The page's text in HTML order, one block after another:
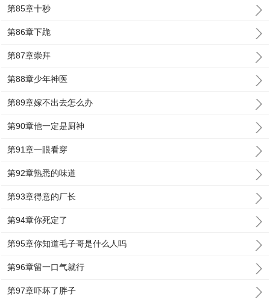
第85章十秒
第86章下跪
第87章崇拜
第88章少年神医
第89章嫁不出去怎么办
第90章他一定是厨神
第91章一眼看穿
第92章熟悉的味道
第93章得意的厂长
第94章你死定了
第95章你知道毛子哥是什么人吗
第96章留一口气就行
第97章吓坏了胖子